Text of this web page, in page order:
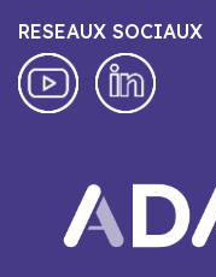
RESEAUX SOCIAUX